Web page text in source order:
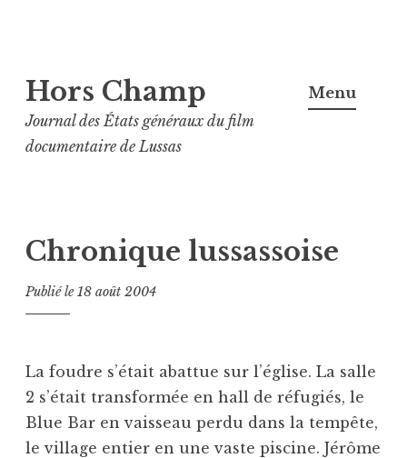
au
contenu
principal
Hors Champ
Journal des États généraux du film
documentaire de Lussas
Menu
Chronique lussassoise
Publié le18 août 2004
La foudre s’était abattue sur l’église. La salle
2 s’était transformée en hall de réfugiés, le
Blue Bar en vaisseau perdu dans la tempête,
le village entier en une vaste piscine. Jérôme